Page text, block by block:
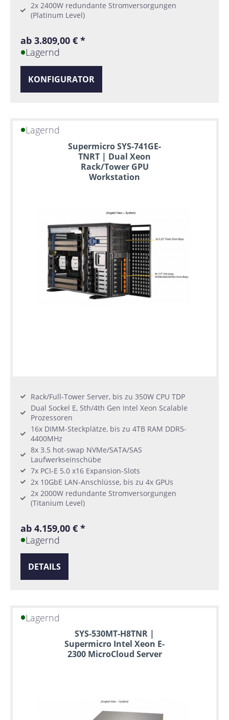
2x 2400W redundante Stromversorgungen
(Platinum Level)
ab 3.809,00 € *
Lagernd
KONFIGURATOR
Lagernd
Supermicro SYS-741GE-
TNRT | Dual Xeon
Rack/Tower GPU
Workstation
Rack/Full-Tower Server, bis zu 350W CPU TDP
Dual Sockel E, 5th/4th Gen Intel Xeon Scalable
Prozessoren
16x DIMM-Steckplätze, bis zu 4TB RAM DDR5-
4400MHz
8x 3.5 hot-swap NVMe/SATA/SAS
Laufwerkseinschübe
7x PCI-E 5.0 x16 Expansion-Slots
2x 10GbE LAN-Anschlüsse, bis zu 4x GPUs
2x 2000W redundante Stromversorgungen
(Titanium Level)
ab 4.159,00 € *
Lagernd
DETAILS
Lagernd
SYS-530MT-H8TNR |
Supermicro Intel Xeon E-
2300 MicroCloud Server